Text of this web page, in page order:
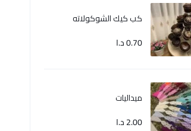
كب كيك الشوكولاته
0.70د.ا
ميداليات
2.00د.ا